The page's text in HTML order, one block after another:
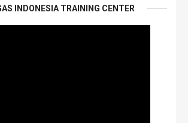
INDONESIA TRAINING CENTER